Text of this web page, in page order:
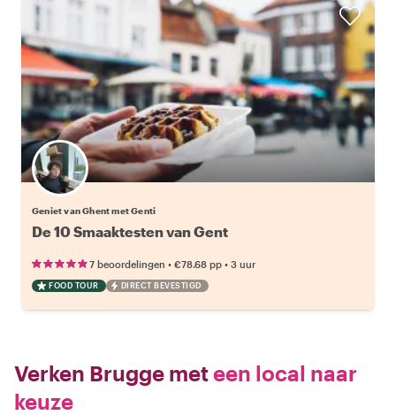
Geniet van Ghent met Genti
De 10 Smaaktesten van Gent
7 beoordelingen • €78.68 pp • 3 uur
FOOD TOUR DIRECT BEVESTIGD
Verken Brugge meteen local naar
keuze